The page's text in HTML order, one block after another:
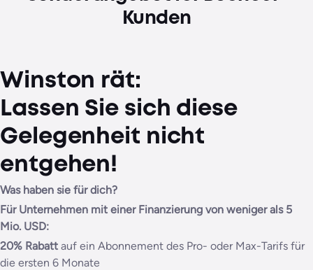
Kunden
Winston rät:
Lassen Sie sich diese
Gelegenheit nicht
entgehen!
Was haben sie für dich?
Für Unternehmen mit einer Finanzierung von weniger als 5
Mio. USD:
20% Rabatt auf ein Abonnement des Pro- oder Max-Tarifs für
die ersten 6 Monate